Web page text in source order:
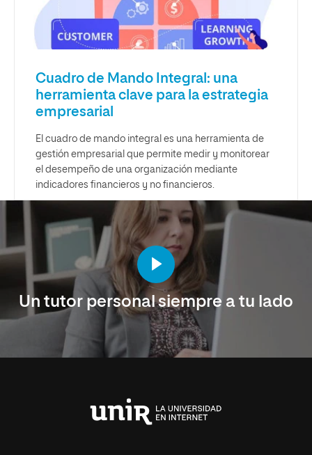
Cuadro de Mando Integral: una
herramienta clave para la estrategia
empresarial
El cuadro de mando integral es una herramienta de
gestión empresarial que permite medir y monitorear
el desempeño de una organización mediante
indicadores financieros y no financieros.
Un tutor personal siempre a tu lado